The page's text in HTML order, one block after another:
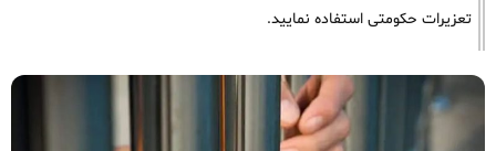
تعزیرات حکومتی استفاده نمایید.